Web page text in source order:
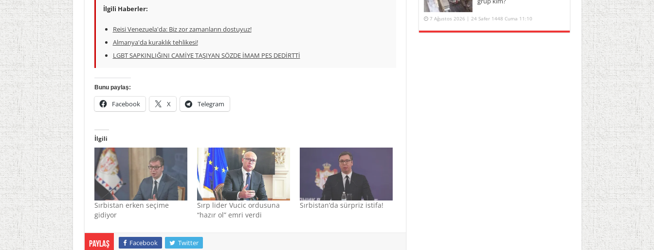
İlgili Haberler:
Reisi Venezuela'da: Biz zor zamanların dostuyuz!
Almanya'da kuraklık tehlikesi!
LGBT SAPKINLIĞINI CAMİYE TAŞIYAN SÖZDE İMAM PES DEDİRTTİ
Bunu paylaş:
Facebook X Telegram
İlgili
Sırbistan erken seçime
gidiyor
Sırp lider Vucic ordusuna
“hazır ol” emri verdi
Sırbistan’da sürpriz istifa!
Paylaş Facebook Twitter
7 Ağustos 2026 | 24 Safer 1448 Cuma 11:10